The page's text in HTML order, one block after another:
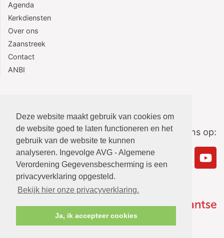
Deze website maakt gebruik van cookies om
de website goed te laten functioneren en het
gebruik van de website te kunnen
analyseren. Ingevolge AVG - Algemene
Verordening Gegevensbescherming is een
privacyverklaring opgesteld.
Bekijk hier onze privacyverklaring.
Ja, ik accepteer cookies
Agenda
Kerkdiensten
Over ons
Zaanstreek
Contact
ANBI
Volg ons op: